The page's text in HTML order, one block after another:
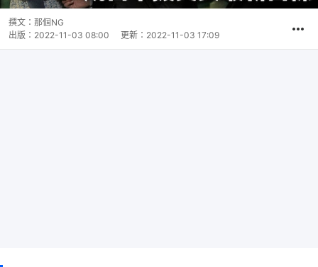
撰文： 那個NG
出版： 2022-11-03 08:00 更新： 2022-11-03 17:09